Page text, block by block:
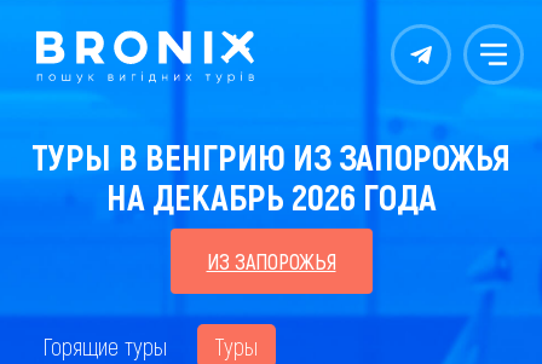
Контакты Меню
ТУРЫ В ВЕНГРИЮ ИЗ ЗАПОРОЖЬЯ
НА ДЕКАБРЬ 2026 ГОДА
ИЗ ЗАПОРОЖЬЯ
Горящие туры Туры